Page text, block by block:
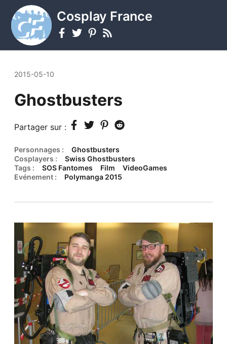
Cosplay France
2015-05-10
Ghostbusters
Partager sur :
Personnages :
Ghostbusters
Cosplayers :
Swiss Ghostbusters
Tags :
SOS Fantomes Film
VideoGames
Evénement :
Polymanga 2015